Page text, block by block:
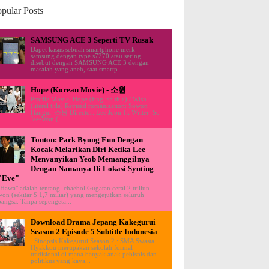
Posts
SAMSUNG ACE 3 Seperti TV Rusak
Dapet kasus sebuah smartphone merk
samsung dengan type s7270 atau sering
disebut dengan SAMSUNG ACE 3 dengan
masalah yang aneh, saat smartp...
Hope (Korean Movie) - 소원
Profile Movie: Hope (English title) / Wish
(literal title) Revised romanization: Sowon
Hangul: 소원 Director: Lee Joon-Ik Writer: So
Jae-Won (...
Tonton: Park Byung Eun Dengan
Kocak Melarikan Diri Ketika Lee
Menyanyikan Yeob Memanggilnya
Dengan Namanya Di Lokasi Syuting
adalah tentang chaebol Gugatan cerai 2 triliun
(sekitar $ 1,7 miliar) yang mengejutkan seluruh
Tanpa sepengeta...
Download Drama Jepang Kakegurui
Season 2 Episode 5 Subtitle Indonesia
Sinopsis Kakegurui Season 2 : SMA Swasta
Hyakkou merupakan sekolah formal
tradisional di mana banyak anak pebisnis dan
politikus yang kaya...